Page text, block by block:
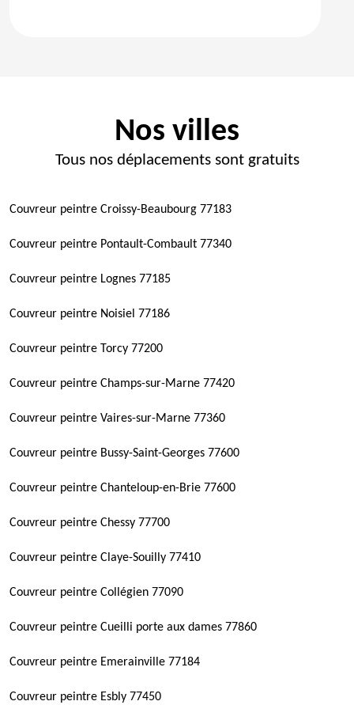
Nos villes
Tous nos déplacements sont gratuits
Couvreur peintre Croissy-Beaubourg 77183
Couvreur peintre Pontault-Combault 77340
Couvreur peintre Lognes 77185
Couvreur peintre Noisiel 77186
Couvreur peintre Torcy 77200
Couvreur peintre Champs-sur-Marne 77420
Couvreur peintre Vaires-sur-Marne 77360
Couvreur peintre Bussy-Saint-Georges 77600
Couvreur peintre Chanteloup-en-Brie 77600
Couvreur peintre Chessy 77700
Couvreur peintre Claye-Souilly 77410
Couvreur peintre Collégien 77090
Couvreur peintre Cueilli porte aux dames 77860
Couvreur peintre Emerainville 77184
Couvreur peintre Esbly 77450